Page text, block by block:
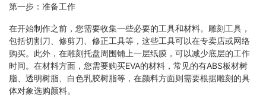
第一步：准备工作
在开始制作之前，您需要收集一些必要的工具和材料。雕刻工具，
包括切割刀、修剪刀、修正工具等，这些工具可以在专卖店或网络
购买。此外，在雕刻托盘周围铺上一层纸膜，可以减少底层的工作
时间。在材料方面，您需要购买EVA的材料，常见的有ABS板材树
脂、透明树脂、白色乳胶树脂等，在颜料方面则需要根据雕刻的具
体对象选购颜料。